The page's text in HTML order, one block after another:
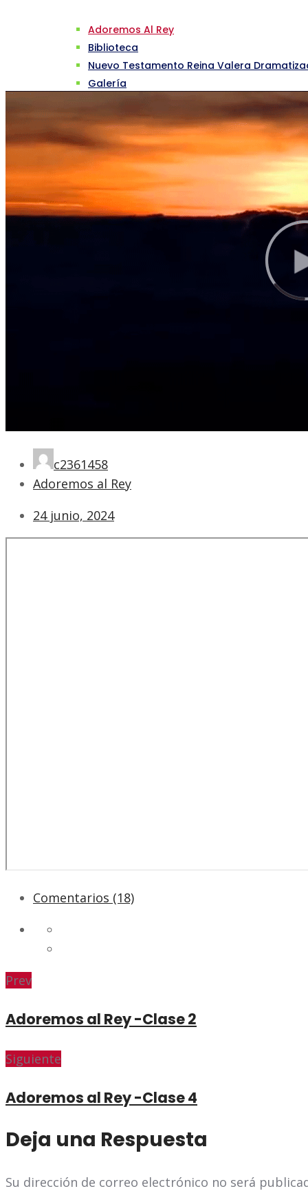
Adoremos Al Rey
Biblioteca
Nuevo Testamento Reina Valera
Galería
ESCUELA
Escuela De Formación Ministerial
CONTÁCTENOS
c2361458
Adoremos al Rey
24 junio, 2024
Comentarios (18)
Prev
Adoremos al Rey -Clase 2
Siguiente
Adoremos al Rey -Clase 4
Deja una Respuesta
Su dirección de correo electrónico no será